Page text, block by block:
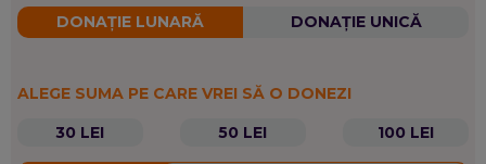
DONAȚIE LUNARĂ DONAȚIE UNICĂ
ALEGE SUMA PE CARE VREI SĂ O DONEZI
30 LEI
50 LEI 100 LEI